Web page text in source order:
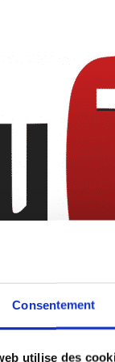
Consentement
utilise des
l’indique plutôt